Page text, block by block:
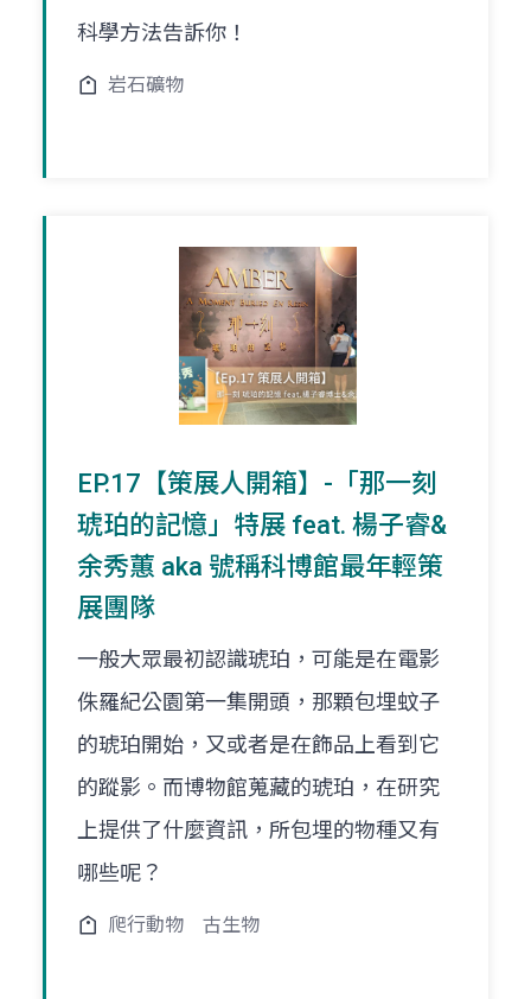
科學方法告訴你！
岩石礦物
EP.17【策展人開箱】-「那一刻
琥珀的記憶」特展 feat. 楊子睿&
余秀蕙 aka 號稱科博館最年輕策
展團隊
一般大眾最初認識琥珀，可能是在電影
侏羅紀公園第一集開頭，那顆包埋蚊子
的琥珀開始，又或者是在飾品上看到它
的蹤影。而博物館蒐藏的琥珀，在研究
上提供了什麼資訊，所包埋的物種又有
哪些呢？
爬行動物 古生物